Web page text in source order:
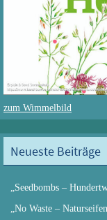
zum Wimmelbild
Neueste Beiträge
„Seedbombs –
„No Waste –